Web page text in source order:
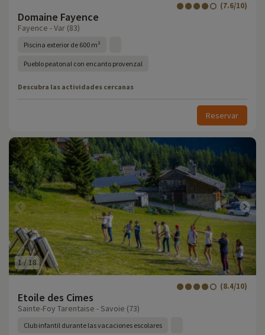
Domaine Fayence
(7.6/10)
Fayence - Var (83)
Piscina exterior de 600 m²
Pueblo peatonal con encanto provenzal
Descubra las actividades cercanas
Reservar
1/18
Etoile des Cimes
(8.4/10)
Sainte-Foy Tarentaise - Savoie (73)
Club infantil durante las vacaciones escolares